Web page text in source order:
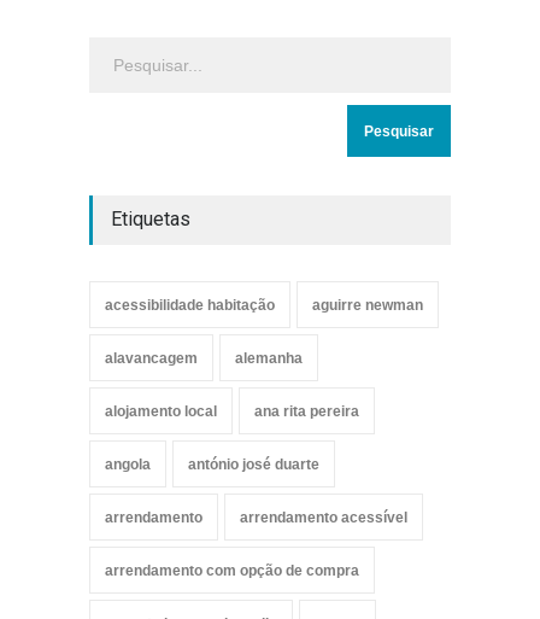
Etiquetas
acessibilidade habitação aguirre newman
alavancagem alemanha
alojamento local ana rita pereira
angola antónio josé duarte
arrendamento arrendamento acessível
arrendamento com opção de compra